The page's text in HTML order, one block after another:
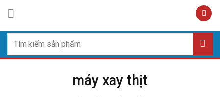
kiếm:
máy xay thịt